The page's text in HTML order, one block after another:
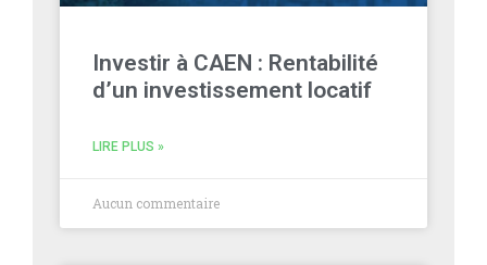
Investir à CAEN : Rentabilité
d’un investissement locatif
LIRE PLUS »
Aucun commentaire